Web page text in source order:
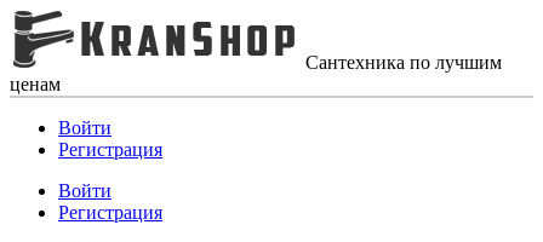
Сантехника по лучшим
ценам
Войти
Регистрация
Войти
Регистрация